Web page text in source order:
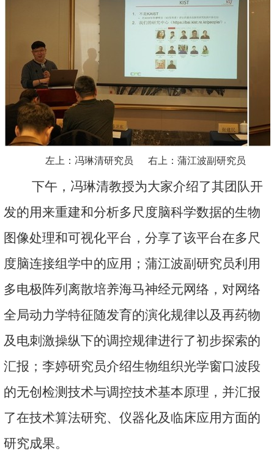
左上：冯琳清研究员 右上：蒲江波副研究员
下午，冯琳清教授为大家介绍了其团队开
发的用来重建和分析多尺度脑科学数据的生物
图像处理和可视化平台，分享了该平台在多尺
度脑连接组学中的应用；蒲江波副研究员利用
多电极阵列离散培养海马神经元网络，对网络
全局动力学特征随发育的演化规律以及再药物
及电刺激操纵下的调控规律进行了初步探索的
汇报；李婷研究员介绍生物组织光学窗口波段
的无创检测技术与调控技术基本原理，并汇报
了在技术算法研究、仪器化及临床应用方面的
研究成果。